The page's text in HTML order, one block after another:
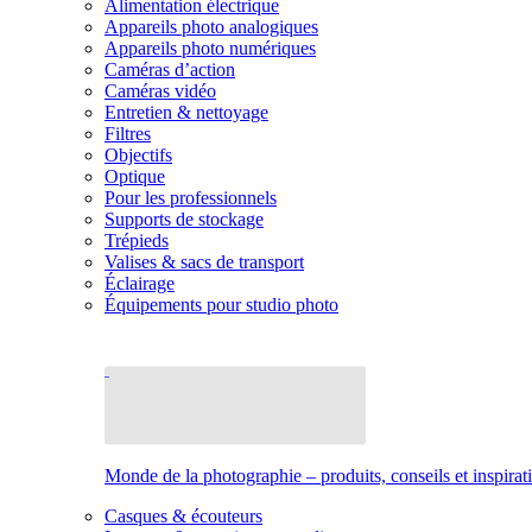
Alimentation électrique
Appareils photo analogiques
Appareils photo numériques
Caméras d’action
Caméras vidéo
Entretien & nettoyage
Filtres
Objectifs
Optique
Pour les professionnels
Supports de stockage
Trépieds
Valises & sacs de transport
Éclairage
Équipements pour studio photo
Monde de la photographie – produits, conseils et
Casques & écouteurs